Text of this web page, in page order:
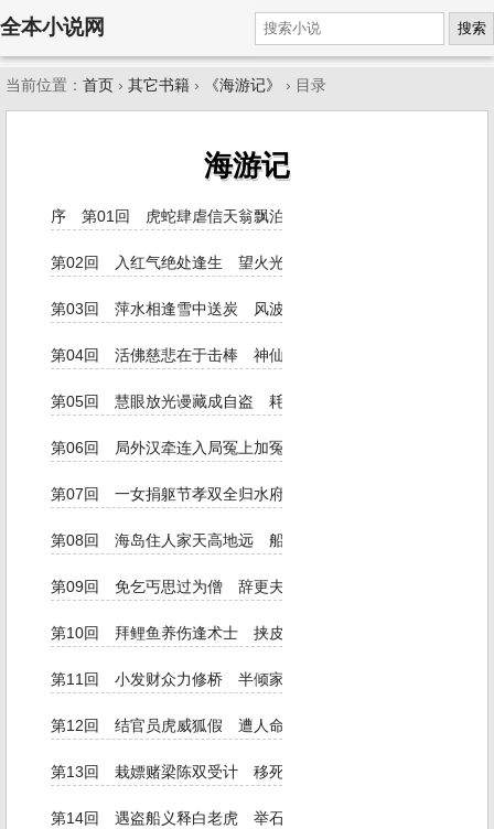
全本小说网 搜索
当前位置： 首页 › 其它书籍 › 《海游记》 › 目录
海游记
序 第01回 虎蛇肆虐信天翁飘泊江干 欧鹭订盟管城子归来海
第02回 入红气绝处逢生 望火光忙中有错
第03回 萍水相逢雪中送炭 风波顿起笑里藏刀
第04回 活佛慈悲在于击棒 神仙手段那用栽赃
第05回 慧眼放光谩藏成自盗 耗星照命余烬被瓜分
第06回 局外汉牵连入局冤上加冤 书中人编改成书戏中作戏
第07回 一女捐躯节孝双全归水府 两舟分道奇闻半部落尘寰
第08回 海岛住人家天高地远 船娘留种子男盗女娼
第09回 免乞丐思过为僧 辞更夫居华作贼
第10回 拜鲤鱼养伤逢术士 挟皮虎弄假捉妖魔
第11回 小发财众力修桥 半倾家独肩放赈
第12回 结官员虎威狐假 遭人命李代桃僵
第13回 栽嫖赌梁陈双受计 移死尸包宋两婪赃
第14回 遇盗船义释白老虎 举石臼勇救粉金刚